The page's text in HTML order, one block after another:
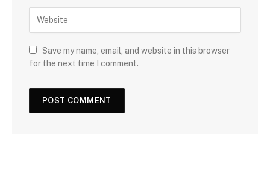
Save my name, email, and website in this browser
for the next time I comment.